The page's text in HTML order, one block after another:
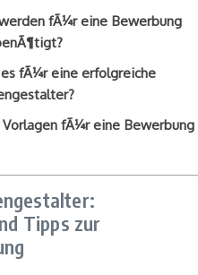
fÃ¼r eine Bewerbung
fÃ¼r eine erfolgreiche
fÃ¼r eine Bewerbung
Tipps zur